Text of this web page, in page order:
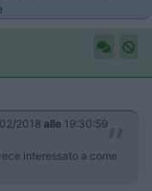
2018 alle 19:30:59
interessato a come